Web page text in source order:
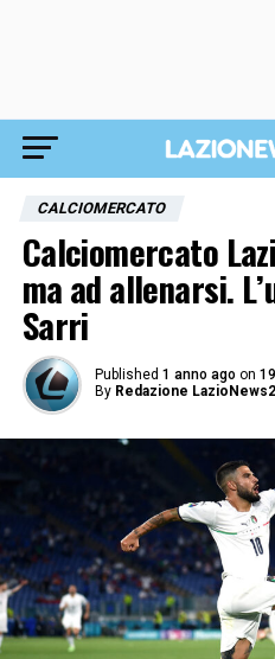
CALCIOMERCATO
Calciomercato
ma ad allenarsi.
Sarri
Published 1 anno ago on
By Redazione